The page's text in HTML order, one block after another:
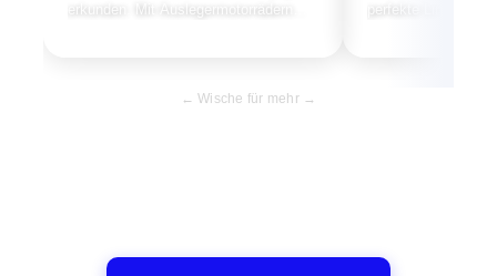
erkunden. Mit Auslegermotorrädern
perfekte Linie auf
← Wische für mehr →